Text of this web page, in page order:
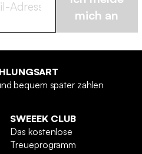
mich an
bequem später zahlen
SWEEEK CLUB
Das kostenlose
Treueprogramm